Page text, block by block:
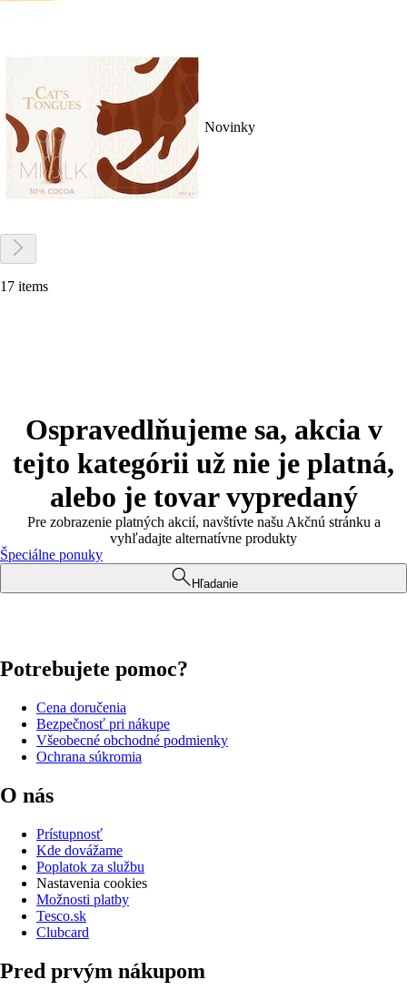
Novinky
17 items
Ospravedlňujeme sa, akcia v
tejto kategórii už nie je platná,
alebo je tovar vypredaný
Pre zobrazenie platných akcií, navštívte našu Akčnú stránku a
vyhľadajte alternatívne produkty
Špeciálne ponuky
Hľadanie
Potrebujete pomoc?
Cena doručenia
Bezpečnosť pri nákupe
Všeobecné obchodné podmienky
Ochrana súkromia
O nás
Prístupnosť
Kde dovážame
Poplatok za službu
Nastavenia cookies
Možnosti platby
Tesco.sk
Clubcard
Pred prvým nákupom